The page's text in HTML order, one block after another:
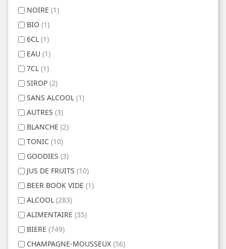
NOIRE (1)
BIO (1)
6CL (1)
EAU (1)
7CL (1)
SIROP (2)
SANS ALCOOL (1)
AUTRES (3)
BLANCHE (2)
TONIC (10)
GOODIES (3)
JUS DE FRUITS (10)
BEER BOOK VIDE (1)
ALCOOL (283)
ALIMENTAIRE (35)
BIERE (749)
CHAMPAGNE-MOUSSEUX (56)